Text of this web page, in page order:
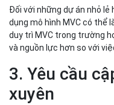
Đối với những dự án nhỏ lẻ
dụng mô hình MVC có thể
duy trì MVC trong trường
và nguồn lực hơn so với
3. Yêu cầu
xuyên